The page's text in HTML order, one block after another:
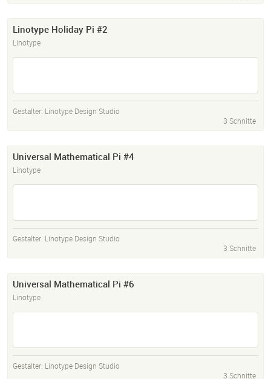
Linotype Holiday Pi #2
Linotype
Gestalter: Linotype Design Studio
3 Schnitte
Universal Mathematical Pi #4
Linotype
Gestalter: Linotype Design Studio
3 Schnitte
Universal Mathematical Pi #6
Linotype
Gestalter: Linotype Design Studio
3 Schnitte